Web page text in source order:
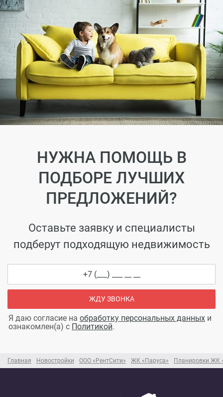
Главная Новостройки ООО «РентСити» ЖК «Паруса» Планировки ЖК
НУЖНА ПОМОЩЬ В
ПОДБОРЕ ЛУЧШИХ
ПРЕДЛОЖЕНИЙ?
Оставьте заявку и специалисты
подберут подходящую недвижимость
ЖДУ ЗВОНКА
Я даю согласие на обработку персональных данных и
ознакомлен(а) с Политикой.